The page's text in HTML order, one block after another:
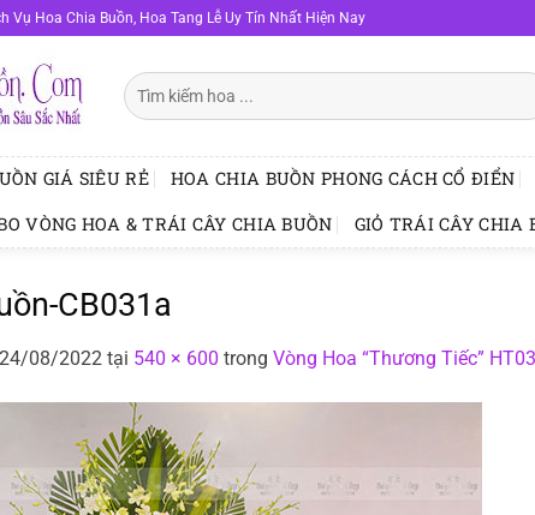
Vụ Hoa Chia Buồn, Hoa Tang Lễ Uy Tín Nhất Hiện Nay
Tìm
kiếm:
GIÁ SIÊU RẺ HOA CHIA BUỒN PHONG CÁCH CỔ ĐIỂN
VÒNG HOA & TRÁI CÂY CHIA BUỒN
GIỎ TRÁI CÂY CHIA
CB031a
24/08/2022 tại 540 × 600 trong Vòng Hoa “Thương Tiếc”